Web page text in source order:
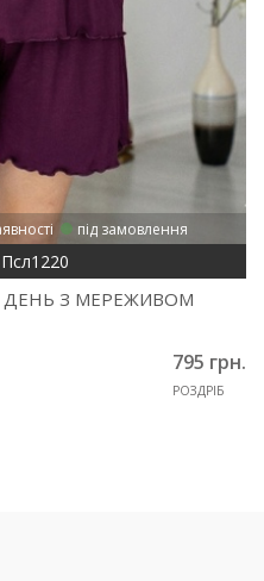
під замовлення
З МЕРЕЖИВОМ
795 грн.
РОЗДРІБ